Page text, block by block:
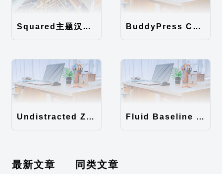
Squared主题汉化包 BuddyPress Colours主题汉化包
Undistracted Zen主题汉化包 Fluid Baseline Grid主题汉化包
最新文章 同类文章